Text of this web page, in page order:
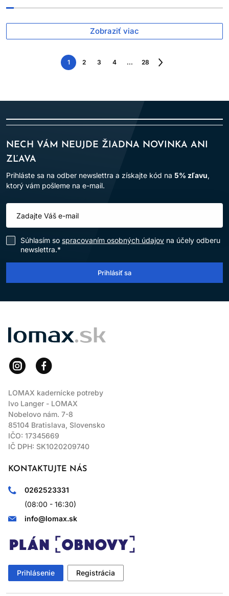
Zobraziť viac
1 2 3 4 ... 28
Nasledujúca
NECH VÁM NEUJDE ŽIADNA NOVINKA ANI
ZĽAVA
Prihláste sa na odber newslettra a získajte kód na 5% zľavu,
ktorý vám pošleme na e-mail.
Súhlasím so spracovaním osobných údajov na účely odberu
newslettra.*
Prihlásiť sa
LOMAX
LOMAX kadernícke potreby
Ivo Langer - LOMAX
Nobelovo nám. 7-8
85104 Bratislava, Slovensko
IČO: 17345669
IČ DPH: SK1020209740
KONTAKTUJTE NÁS
0262523331
(08:00 - 16:30)
info@lomax.sk
Prihlásenie Registrácia